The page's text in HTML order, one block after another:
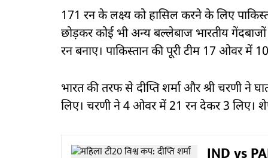
171 रन के लक्ष्य को हासिल करने के लिए
छोड़कर कोई भी अन्य बल्लेबाज भारतीय
रन बनाए। पाकिस्तान की पूरी टीम 17 ओवर में
भारत की तरफ से दीप्ति शर्मा और श्री चरणी ने
लिए। चरणी ने 4 ओवर में 21 रन देकर 3 लिए।